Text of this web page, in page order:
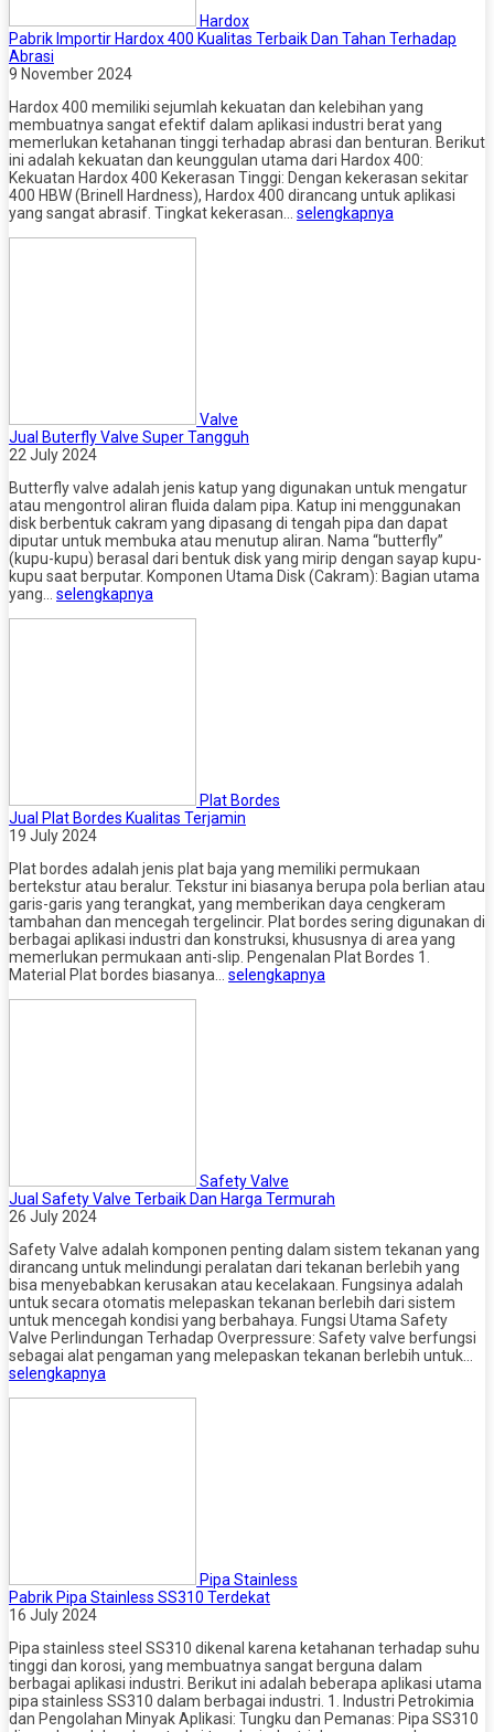
Hardox
Pabrik Importir Hardox 400 Kualitas Terbaik Dan Tahan Terhadap
Abrasi
9 November 2024
Hardox 400 memiliki sejumlah kekuatan dan kelebihan yang
membuatnya sangat efektif dalam aplikasi industri berat yang
memerlukan ketahanan tinggi terhadap abrasi dan benturan. Berikut
ini adalah kekuatan dan keunggulan utama dari Hardox 400:
Kekuatan Hardox 400 Kekerasan Tinggi: Dengan kekerasan sekitar
400 HBW (Brinell Hardness), Hardox 400 dirancang untuk aplikasi
yang sangat abrasif. Tingkat kekerasan… selengkapnya
Valve
Jual Buterfly Valve Super Tangguh
22 July 2024
Butterfly valve adalah jenis katup yang digunakan untuk mengatur
atau mengontrol aliran fluida dalam pipa. Katup ini menggunakan
disk berbentuk cakram yang dipasang di tengah pipa dan dapat
diputar untuk membuka atau menutup aliran. Nama “butterfly”
(kupu-kupu) berasal dari bentuk disk yang mirip dengan sayap kupu-
kupu saat berputar. Komponen Utama Disk (Cakram): Bagian utama
yang… selengkapnya
Plat Bordes
Jual Plat Bordes Kualitas Terjamin
19 July 2024
Plat bordes adalah jenis plat baja yang memiliki permukaan
bertekstur atau beralur. Tekstur ini biasanya berupa pola berlian atau
garis-garis yang terangkat, yang memberikan daya cengkeram
tambahan dan mencegah tergelincir. Plat bordes sering digunakan di
berbagai aplikasi industri dan konstruksi, khususnya di area yang
memerlukan permukaan anti-slip. Pengenalan Plat Bordes 1.
Material Plat bordes biasanya… selengkapnya
Safety Valve
Jual Safety Valve Terbaik Dan Harga Termurah
26 July 2024
Safety Valve adalah komponen penting dalam sistem tekanan yang
dirancang untuk melindungi peralatan dari tekanan berlebih yang
bisa menyebabkan kerusakan atau kecelakaan. Fungsinya adalah
untuk secara otomatis melepaskan tekanan berlebih dari sistem
untuk mencegah kondisi yang berbahaya. Fungsi Utama Safety
Valve Perlindungan Terhadap Overpressure: Safety valve berfungsi
sebagai alat pengaman yang melepaskan tekanan berlebih untuk…
selengkapnya
Pipa Stainless
Pabrik Pipa Stainless SS310 Terdekat
16 July 2024
Pipa stainless steel SS310 dikenal karena ketahanan terhadap suhu
tinggi dan korosi, yang membuatnya sangat berguna dalam
berbagai aplikasi industri. Berikut ini adalah beberapa aplikasi utama
pipa stainless SS310 dalam berbagai industri. 1. Industri Petrokimia
dan Pengolahan Minyak Aplikasi: Tungku dan Pemanas: Pipa SS310